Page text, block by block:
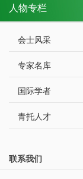
人物专栏
会士风采
专家名库
国际学者
青托人才
联系我们